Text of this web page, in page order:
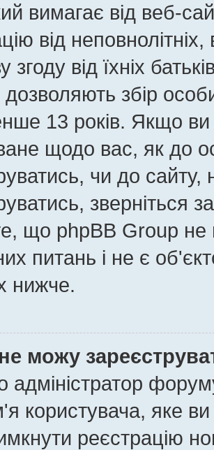
вимагає від веб-
від
згоду від їхніх
збір
13 років. Якщо
щодо вас, як до
чи до
зверніться
що phpBB Group не
питань і не є
нижче.
можу
адміністратор
користувача, яке
реєстрацію